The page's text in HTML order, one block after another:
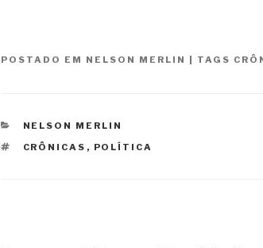
POSTADO EM NELSON MERLIN | TAGS
CATEGORIAS
NELSON MERLIN
TAGS
CRÔNICAS , POLÍTICA